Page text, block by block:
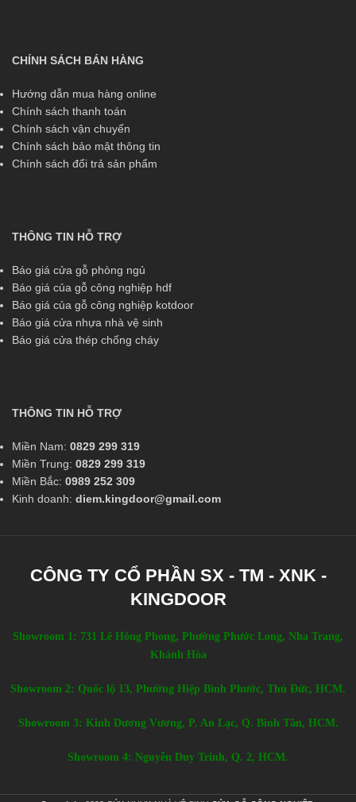
CHÍNH SÁCH BÁN HÀNG
Hướng dẫn mua hàng online
Chính sách thanh toán
Chính sách vận chuyển
Chính sách bảo mật thông tin
Chính sách đổi trả sản phẩm
THÔNG TIN HỖ TRỢ
Báo giá cửa gỗ phòng ngủ
Báo giá của gỗ công nghiệp hdf
Báo giá của gỗ công nghiệp kotdoor
Báo giá cửa nhựa nhà vệ sinh
Báo giá cửa thép chống cháy
THÔNG TIN HỖ TRỢ
Miền Nam: 0829 299 319
Miền Trung: 0829 299 319
Miền Bắc: 0989 252 309
Kinh doanh: diem.kingdoor@gmail.com
CÔNG TY CỔ PHẦN SX - TM - XNK -
KINGDOOR
Showroom 1: 731 Lê Hồng Phong, Phường Phước Long, Nha Trang,
Khánh Hòa
Showroom 2: Quốc lộ 13, Phường Hiệp Bình Phước, Thủ Đức, HCM.
Showroom 3: Kinh Dương Vương, P. An Lạc, Q. Bình Tân, HCM.
Showroom 4: Nguyễn Duy Trinh, Q. 2, HCM.